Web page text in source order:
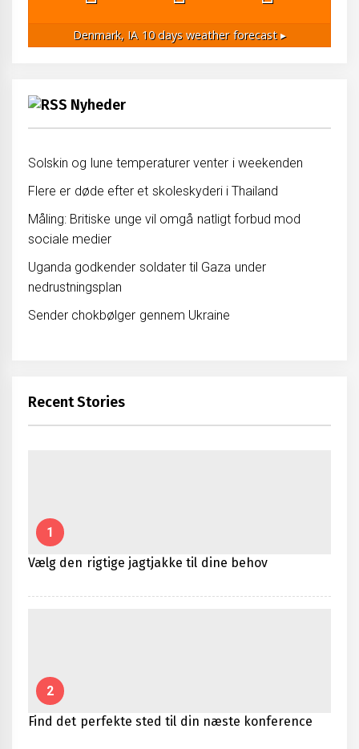
Denmark, IA10 days weather forecast ▸
Nyheder
Solskin og lune temperaturer venter i weekenden
Flere er døde efter et skoleskyderi i Thailand
Måling: Britiske unge vil omgå natligt forbud mod
sociale medier
Uganda godkender soldater til Gaza under
nedrustningsplan
Sender chokbølger gennem Ukraine
Recent Stories
1
Vælg den rigtige jagtjakke til dine behov
2
Find det perfekte sted til din næste konference